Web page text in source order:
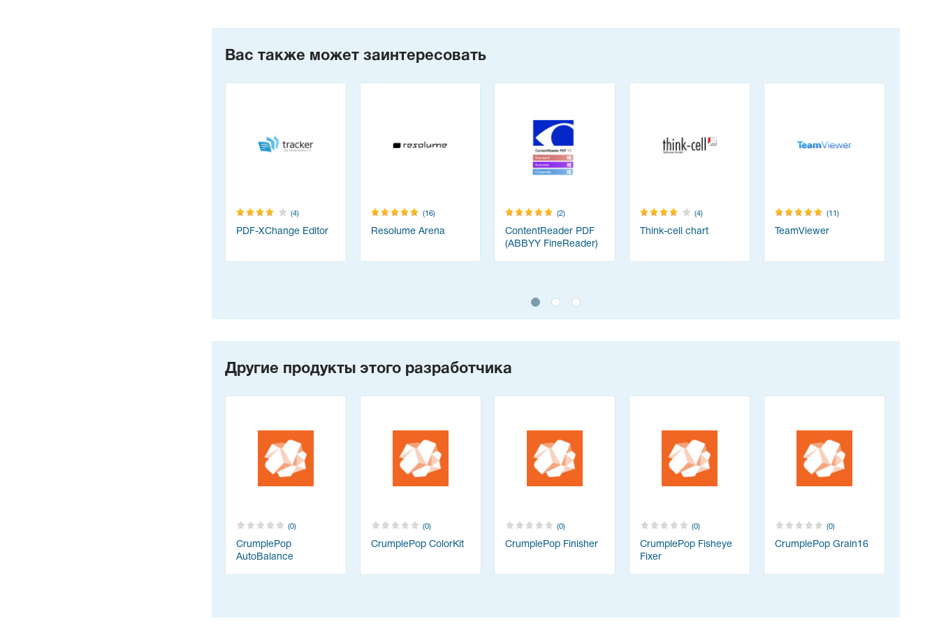
Вас также может заинтересовать
(4)
PDF-XChange Editor
(16)
Resolume Arena
(2)
ContentReader PDF
(ABBYY FineReader)
(4)
Think-cell chart
(11)
TeamViewer
Другие продукты этого разработчика
(0)
CrumplePop
AutoBalance
(0)
CrumplePop ColorKit
(0)
CrumplePop Finisher
(0)
CrumplePop Fisheye
Fixer
(0)
CrumplePop Grain16